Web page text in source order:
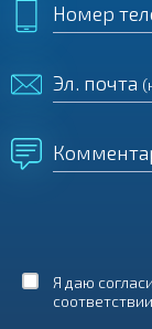
Номер
Эл. почта
Я даю